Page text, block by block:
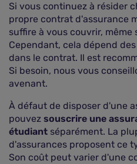
Si vous continuez à résider
propre contrat d'assurance
suffire à vous couvrir, même
Cependant, cela dépend
dans le contrat. Il est
Si besoin, nous vous
avenant.
À défaut de disposer d'une
pouvez souscrire une
étudiant séparément. La
d'assurances proposent ce
Son coût peut varier d'une